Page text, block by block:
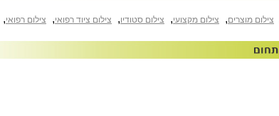
צילום מוצרים, צילום מקצועי, צילום סטודיו, צילום ציוד רפואי, צילום רפואי,